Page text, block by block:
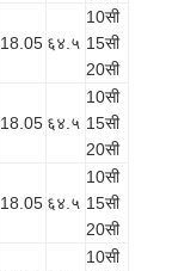
18.05 ६४.५
10सी
15सी
20सी
18.05 ६४.५
10सी
15सी
20सी
18.05 ६४.५
10सी
15सी
20सी
10सी